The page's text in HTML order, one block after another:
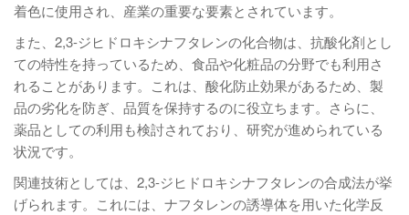
着色に使用され、産業の重要な要素とされています。
また、2,3-ジヒドロキシナフタレンの化合物は、抗酸化剤とし
ての特性を持っているため、食品や化粧品の分野でも利用さ
れることがあります。これは、酸化防止効果があるため、製
品の劣化を防ぎ、品質を保持するのに役立ちます。さらに、
薬品としての利用も検討されており、研究が進められている
状況です。
関連技術としては、2,3-ジヒドロキシナフタレンの合成法が挙
げられます。これには、ナフタレンの誘導体を用いた化学反